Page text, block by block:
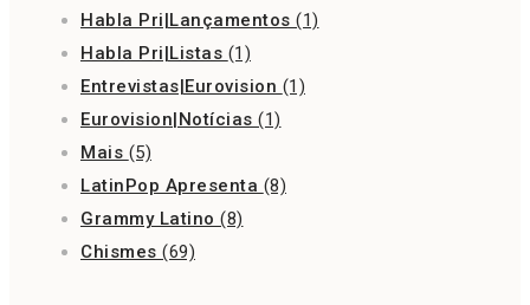
Habla Pri|Lançamentos (1)
Habla Pri|Listas (1)
Entrevistas|Eurovision (1)
Eurovision|Notícias (1)
Mais (5)
LatinPop Apresenta (8)
Grammy Latino (8)
Chismes (69)